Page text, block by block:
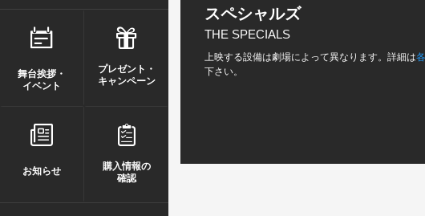
舞台挨拶・
イベント
プレゼント・
キャンペーン
お知らせ
購入情報の
確認
スペシャルズ
THE SPECIALS
上映する設備は劇場によって異なります。詳細は
下さい。